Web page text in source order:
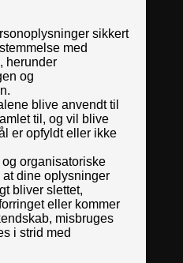
sikkert
med
herunder
og
blive anvendt til
til, og vil blive
er opfyldt eller ikke
organisatoriske
dine oplysninger
bliver slettet,
eller kommer
misbruges
i strid med